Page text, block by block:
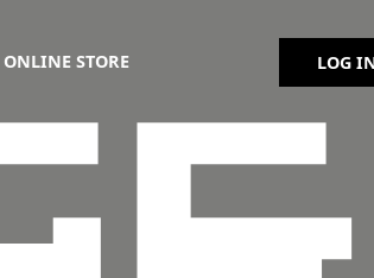
ONLINE STORE LOG